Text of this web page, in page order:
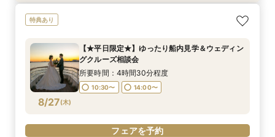
8/25(火)
【非日常空間へようこそ♪】豪華フレンチ試食×ラ
所要時間：4時間30分程度
8/25(火)
【少人数での結婚式にオススメ！】じっくりご見
9:00〜
10:30〜
15:00〜
8/25(火)
【★平日限定★】ゆったり船内見学＆ウェディン
10:30〜 14:00〜
8/25(火)
幸せの航海を♪【スイーツ×５０分クルーズ】１件
13:30〜
8/25(火)
9:00〜 10:30〜
8/25(火)
【オンライン相談会】お手軽３Dウォークでご見
10:30〜 13:00〜
特典あり
8/27(木)
【★平日限定★】ゆったり船内見学＆ウェディン
グクルーズ相談会
所要時間：4時間30分程度
10:30〜 14:00〜
フェアを予約